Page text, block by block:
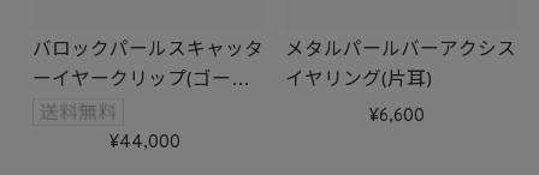
バロックパールスキャッタ
ーイヤークリップ(ゴール
ド)
44,000
メタルパールバーアクシス
イヤリング(片耳)
6,600